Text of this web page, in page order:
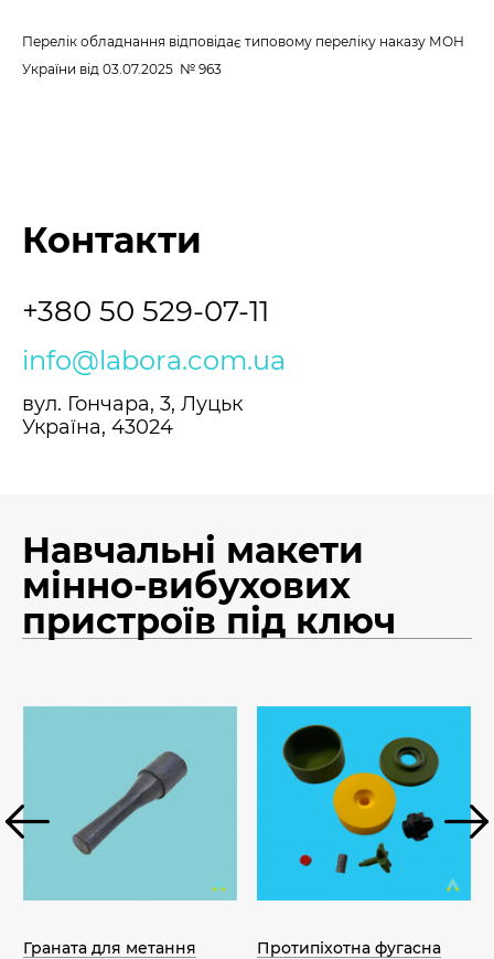
Перелік обладнання відповідає типовому переліку наказу МОН
України від 03.07.2025 № 963
Контакти
+380 50 529-07-11
info@labora.com.ua
вул. Гончара, 3, Луцьк
Україна, 43024
Навчальні макети
мінно-вибухових
пристроїв під ключ
Граната для метання Протипіхотна фугасна